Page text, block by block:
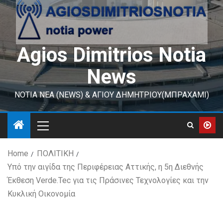
Agios Dimitrios Notia
News
ΝΟΤΙΑ ΝΕΑ (NEWS) & ΑΓΙΟΥ ΔΗΜΗΤΡΙΟΥ(ΜΠΡΑΧΑΜΙ)
Home
ΠΟΛΙΤΙΚΗ
Υπό την αιγίδα της Περιφέρειας Αττικής, η 5η Διεθνής
Έκθεση Verde.Tec για τις Πράσινες Τεχνολογίες και την
Κυκλική Οικονομία